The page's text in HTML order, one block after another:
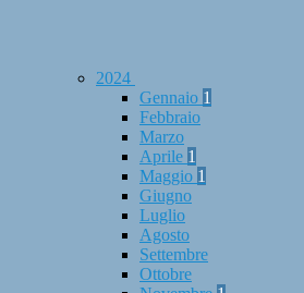
2024
Gennaio 1
Febbraio
Marzo
Aprile 1
Maggio 1
Giugno
Luglio
Agosto
Settembre
Ottobre